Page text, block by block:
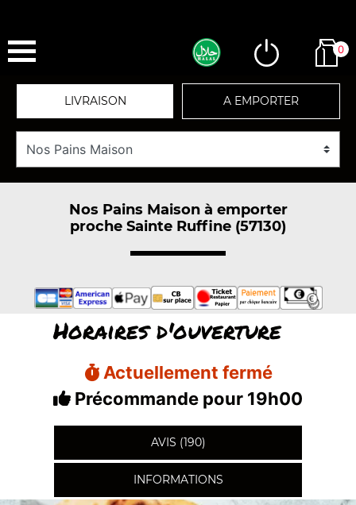
0
LIVRAISON A EMPORTER
Nos Pains Maison à emporter
proche Sainte Ruffine (57130)
Horaires d'ouverture
Actuellement fermé
Précommande pour 19h00
AVIS (190)
INFORMATIONS